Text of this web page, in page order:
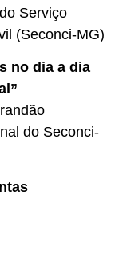
Serviço
(Seconci-MG)
no dia a dia
do Seconci-